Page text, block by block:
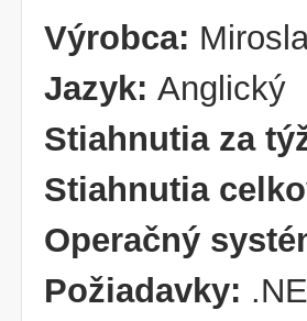
Výrobca:
Jazyk: Anglický
Stiahnutia za
Stiahnutia
Operačný
Požiadavky: